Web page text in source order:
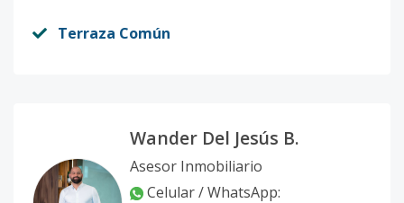
Terraza Común
Wander Del Jesús B.
Asesor Inmobiliario
Celular / WhatsApp: